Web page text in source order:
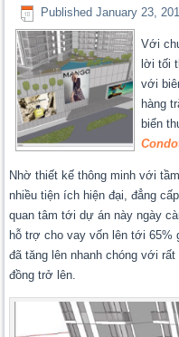
Published January 23,
Với
lời tối
với
hàng
biển
Nhờ thiết kế thông minh với
nhiều tiện ích hiện đại, đẳng
quan tâm tới dự án này ngày
hỗ trợ cho vay vốn lên tới 65%
đã tăng lên nhanh chóng với
đồng trở lên.